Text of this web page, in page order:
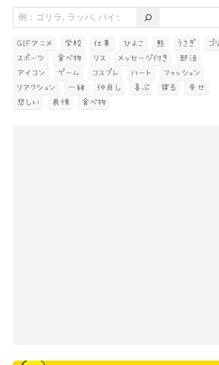
GIFアニメ 学校 仕事 ひよこ 熊 うさぎ
ゴ
スポーツ
食べ物 リス メッセージ付き
部活
アイコン
ゲーム コスプレ ハート
ファッション
リアクション
一緒 仲良し 喜ぶ 寝る
幸せ
悲しい
表情 食べ物